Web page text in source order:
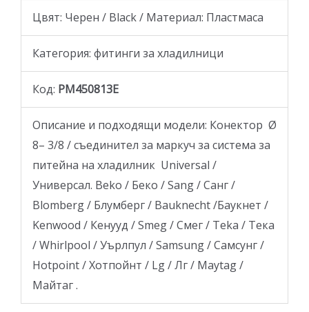
Цвят: Черен / Black / Материал: Пластмаса
Категория: фитинги за хладилници
Код: PM450813E
Описание и подходящи модели: Конектор Ø
8– 3/8 / съединител за маркуч за система за
питейна на хладилник Universal /
Универсал. Beko / Беко / Sang / Санг /
Blomberg / Блумберг / Bauknecht /Баукнет /
Kenwood / Кенууд / Smeg / Смег / Teka / Тека
/ Whirlpool / Уърлпул / Samsung / Самсунг /
Hotpoint / Хотпойнт / Lg / Лг / Maytag /
Майтаг .